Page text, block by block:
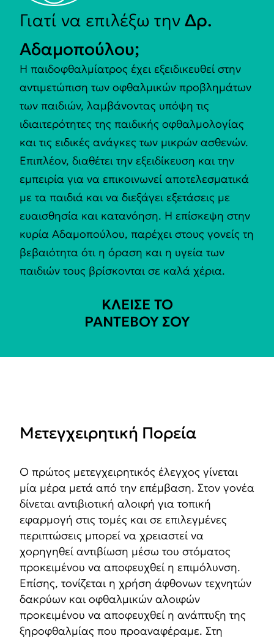
Γιατί να επιλέξω την Δρ.
Αδαμοπούλου;
Η παιδοφθαλμίατρος έχει εξειδικευθεί στην
αντιμετώπιση των οφθαλμικών προβλημάτων
των παιδιών, λαμβάνοντας υπόψη τις
ιδιαιτερότητες της παιδικής οφθαλμολογίας
και τις ειδικές ανάγκες των μικρών ασθενών.
Επιπλέον, διαθέτει την εξειδίκευση και την
εμπειρία για να επικοινωνεί αποτελεσματικά
με τα παιδιά και να διεξάγει εξετάσεις με
ευαισθησία και κατανόηση. Η επίσκεψη στην
κυρία Αδαμοπούλου, παρέχει στους γονείς τη
βεβαιότητα ότι η όραση και η υγεία των
παιδιών τους βρίσκονται σε καλά χέρια.
ΚΛΕΙΣΕ ΤΟ
ΡΑΝΤΕΒΟΥ ΣΟΥ​
Μετεγχειρητική Πορεία
Ο πρώτος μετεγχειρητικός έλεγχος γίνεται
μία μέρα μετά από την επέμβαση. Στον γονέα
δίνεται αντιβιοτική αλοιφή για τοπική
εφαρμογή στις τομές και σε επιλεγμένες
περιπτώσεις μπορεί να χρειαστεί να
χορηγηθεί αντιβίωση μέσω του στόματος
προκειμένου να αποφευχθεί η επιμόλυνση.
Επίσης, τονίζεται η χρήση άφθονων τεχνητών
δακρύων και οφθαλμικών αλοιφών
προκειμένου να αποφευχθεί η ανάπτυξη της
ξηροφθαλμίας που προαναφέραμε. Στη